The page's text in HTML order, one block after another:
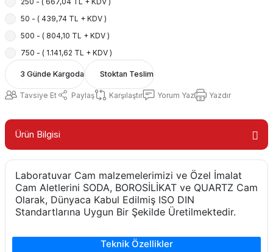
50 - ( 439,74 TL + KDV )
500 - ( 804,10 TL + KDV )
750 - ( 1.141,62 TL + KDV )
3 Günde Kargoda Stoktan Teslim
Tavsiye Et Paylaş Karşılaştır Yorum Yaz Yazdır
Ürün Bilgisi
Laboratuvar Cam malzemelerimizi ve Özel İmalat
Cam Aletlerini SODA, BOROSİLİKAT ve QUARTZ Cam
Olarak, Dünyaca Kabul Edilmiş ISO DIN
Standartlarına Uygun Bir Şekilde Üretilmektedir.
Teknik Özellikler